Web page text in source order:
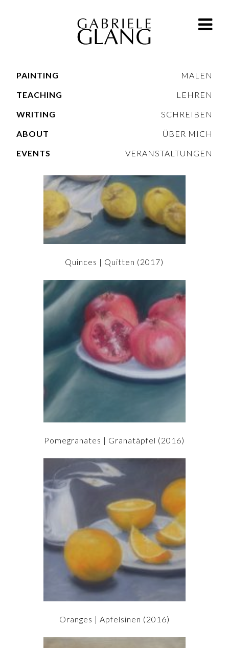
PAINTING
TEACHING
WRITING
ABOUT
EVENTS
MALEN
LEHREN
SCHREIBEN
ÜBER MICH
VERANSTALTUNGEN
Quinces | Quitten (2017)
Pomegranates | Granatäpfel (2016)
Oranges | Apfelsinen (2016)